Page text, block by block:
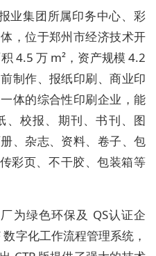
业集团所属印务中心、彩
，位于郑州市经济技术开
4.5 万 m²，资产规模 4.2
制作、报纸印刷、商业印
体的综合性印刷企业，能
、校报、期刊、书刊、图
、杂志、资料、卷子、包
彩页、不干胶、包装箱等
为绿色环保及 QS认证企
字化工作流程管理系统，